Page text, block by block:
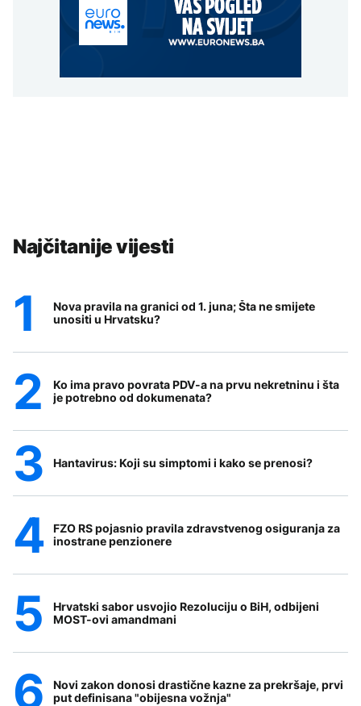
Najčitanije vijesti
Nova pravila na granici od 1. juna; Šta ne smijete
unositi u Hrvatsku?
Ko ima pravo povrata PDV-a na prvu nekretninu i šta
je potrebno od dokumenata?
Hantavirus: Koji su simptomi i kako se prenosi?
FZO RS pojasnio pravila zdravstvenog osiguranja za
inostrane penzionere
Hrvatski sabor usvojio Rezoluciju o BiH, odbijeni
MOST-ovi amandmani
Novi zakon donosi drastične kazne za prekršaje, prvi
put definisana "obijesna vožnja"